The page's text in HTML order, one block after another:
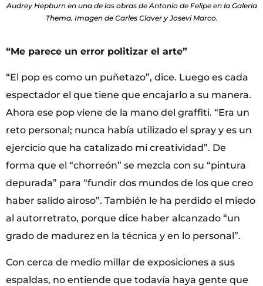
Audrey Hepburn en una de las obras de Antonio de Felipe en la Galería
Thema. Imagen de Carles Claver y Josevi Marco.
“Me parece un error politizar el arte”
“El pop es como un puñetazo”, dice. Luego es cada
espectador el que tiene que encajarlo a su manera.
Ahora ese pop viene de la mano del graffiti. “Era un
reto personal; nunca había utilizado el spray y es un
ejercicio que ha catalizado mi creatividad”. De
forma que el “chorreón” se mezcla con su “pintura
depurada” para “fundir dos mundos de los que creo
haber salido airoso”. También le ha perdido el miedo
al autorretrato, porque dice haber alcanzado “un
grado de madurez en la técnica y en lo personal”.
Con cerca de medio millar de exposiciones a sus
espaldas, no entiende que todavía haya gente que